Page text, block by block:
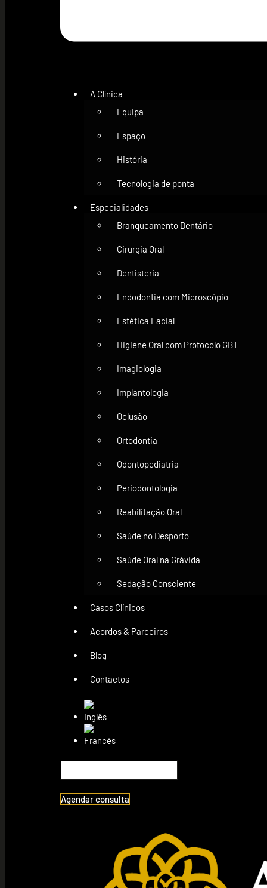
A Clínica
Equipa
Espaço
História
Tecnologia de ponta
Especialidades
Branqueamento Dentário
Cirurgia Oral
Dentisteria
Endodontia com Microscópio
Estética Facial
Higiene Oral com Protocolo GBT
Imagiologia
Implantologia
Oclusão
Ortodontia
Odontopediatria
Periodontologia
Reabilitação Oral
Saúde no Desporto
Saúde Oral na Grávida
Sedação Consciente
Casos Clínicos
Acordos & Parceiros
Blog
Contactos
Agendar consulta